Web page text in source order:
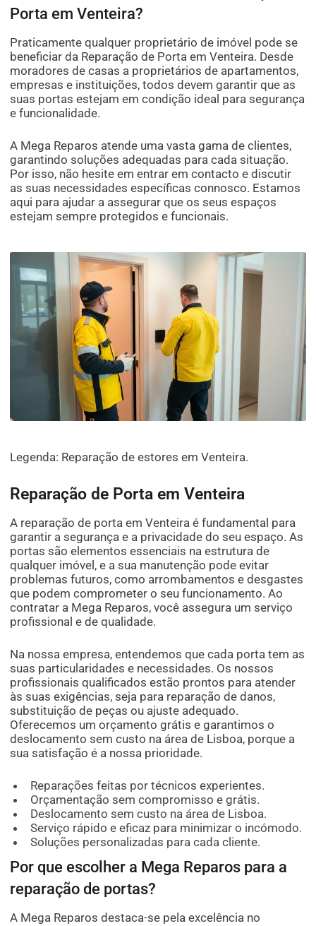
Porta em Venteira?
Praticamente qualquer proprietário de imóvel pode se
beneficiar da Reparação de Porta em Venteira. Desde
moradores de casas a proprietários de apartamentos,
empresas e instituições, todos devem garantir que as
suas portas estejam em condição ideal para segurança
e funcionalidade.
A Mega Reparos atende uma vasta gama de clientes,
garantindo soluções adequadas para cada situação.
Por isso, não hesite em entrar em contacto e discutir
as suas necessidades específicas connosco. Estamos
aqui para ajudar a assegurar que os seus espaços
estejam sempre protegidos e funcionais.
Legenda: Reparação de estores em Venteira.
Reparação de Porta em Venteira
A reparação de porta em Venteira é fundamental para
garantir a segurança e a privacidade do seu espaço. As
portas são elementos essenciais na estrutura de
qualquer imóvel, e a sua manutenção pode evitar
problemas futuros, como arrombamentos e desgastes
que podem comprometer o seu funcionamento. Ao
contratar a Mega Reparos, você assegura um serviço
profissional e de qualidade.
Na nossa empresa, entendemos que cada porta tem as
suas particularidades e necessidades. Os nossos
profissionais qualificados estão prontos para atender
às suas exigências, seja para reparação de danos,
substituição de peças ou ajuste adequado.
Oferecemos um orçamento grátis e garantimos o
deslocamento sem custo na área de Lisboa, porque a
sua satisfação é a nossa prioridade.
Reparações feitas por técnicos experientes.
Orçamentação sem compromisso e grátis.
Deslocamento sem custo na área de Lisboa.
Serviço rápido e eficaz para minimizar o incómodo.
Soluções personalizadas para cada cliente.
Por que escolher a Mega Reparos para a
reparação de portas?
A Mega Reparos destaca-se pela excelência no